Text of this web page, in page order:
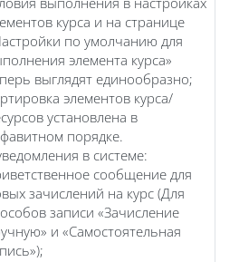
курса и на странице
по умолчанию для
элемента курса»
выглядят единообразно;
элементов курса/
установлена в
порядке.
в системе:
сообщение для
зачислений на курс (Для
записи «Зачисление
и «Самостоятельная